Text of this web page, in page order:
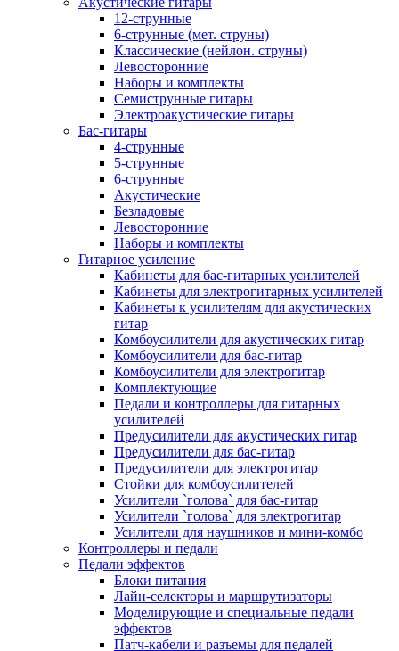
12-струнные
6-струнные (мет. струны)
Классические (нейлон. струны)
Левосторонние
Наборы и комплекты
Семиструнные гитары
Электроакустические гитары
Бас-гитары
4-струнные
5-струнные
6-струнные
Акустические
Безладовые
Левосторонние
Наборы и комплекты
Гитарное усиление
Кабинеты для бас-гитарных усилителей
Кабинеты для электрогитарных усилителей
Кабинеты к усилителям для акустических
гитар
Комбоусилители для акустических гитар
Комбоусилители для бас-гитар
Комбоусилители для электрогитар
Комплектующие
Педали и контроллеры для гитарных
усилителей
Предусилители для акустических гитар
Предусилители для бас-гитар
Предусилители для электрогитар
Стойки для комбоусилителей
Усилители `голова` для бас-гитар
Усилители `голова` для электрогитар
Усилители для наушников и мини-комбо
Контроллеры и педали
Педали эффектов
Блоки питания
Лайн-селекторы и маршрутизаторы
Моделирующие и специальные педали
эффектов
Патч-кабели и разъемы для педалей